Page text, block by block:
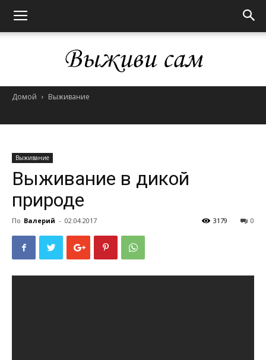
Домой Выживание
Выживание
Выживание в дикой
природе
По Валерий - 02.04.2017 0
3179